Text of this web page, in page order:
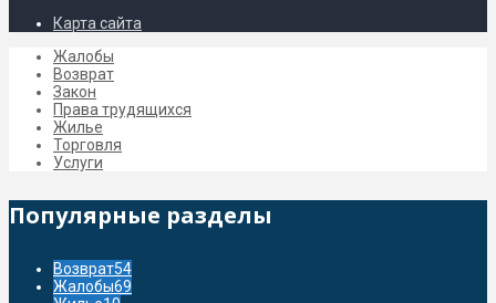
Карта сайта
Жалобы
Возврат
Закон
Права трудящихся
Жилье
Торговля
Услуги
Популярные разделы
Возврат54
Жалобы69